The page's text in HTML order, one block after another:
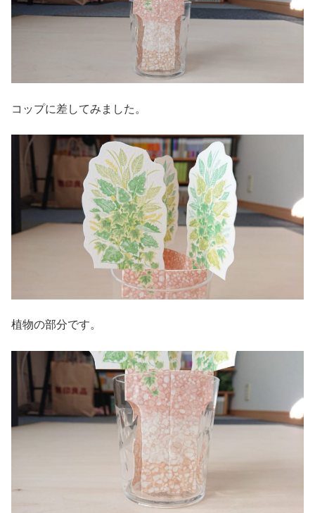
コップに差してみました。
植物の部分です。